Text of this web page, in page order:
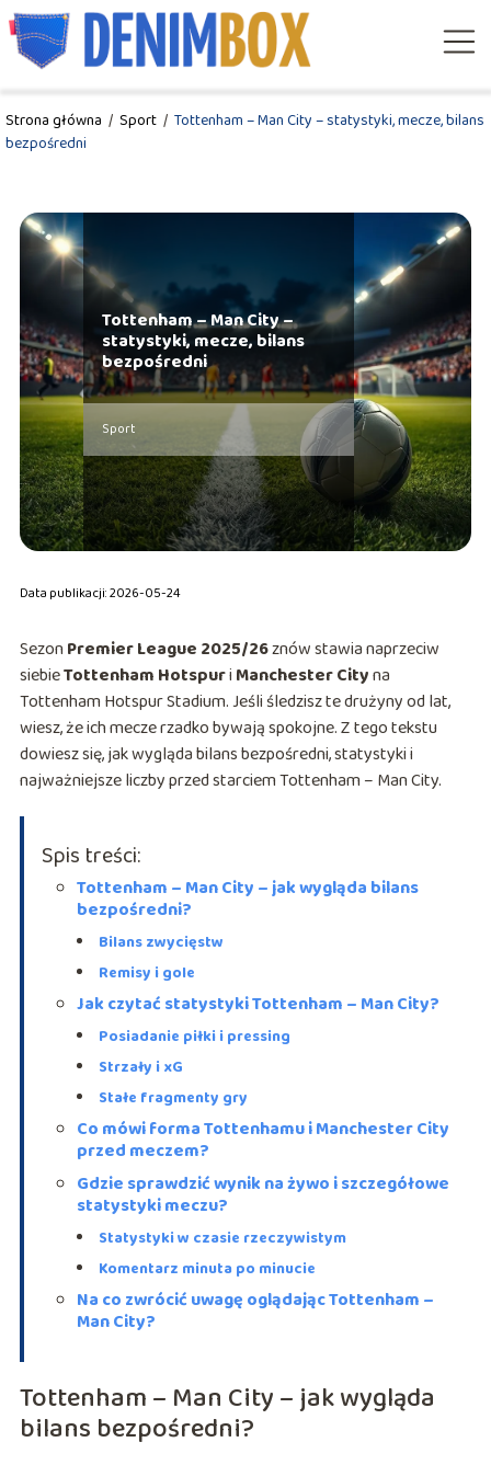
Strona główna / Sport / Tottenham – Man City – statystyki, mecze, bilans
bezpośredni
Tottenham – Man City –
statystyki, mecze, bilans
bezpośredni
Sport
Data publikacji: 2026-05-24
SezonPremier League 2025/26znów stawia naprzeciw
siebieTottenham Hotspuri Manchester Cityna
Tottenham Hotspur Stadium. Jeśli śledzisz te drużyny od lat,
wiesz, że ich mecze rzadko bywają spokojne. Z tego tekstu
dowiesz się, jak wygląda bilans bezpośredni, statystyki i
najważniejsze liczby przed starciem Tottenham – Man City.
Spis treści:
Tottenham – Man City – jak wygląda bilans
bezpośredni?
Bilans zwycięstw
Remisy i gole
Jak czytać statystyki Tottenham – Man City?
Posiadanie piłki i pressing
Strzały i xG
Stałe fragmenty gry
Co mówi forma Tottenhamu i Manchester City
przed meczem?
Gdzie sprawdzić wynik na żywo i szczegółowe
statystyki meczu?
Statystyki w czasie rzeczywistym
Komentarz minuta po minucie
Na co zwrócić uwagę oglądając Tottenham –
Man City?
Tottenham – Man City – jak wygląda
bilans bezpośredni?